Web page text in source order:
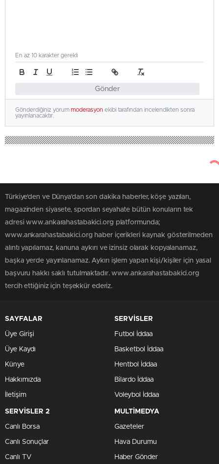
Gönder
En az 10 karakter gerekli
Gönderdiğiniz yorum moderasyon ekibi tarafından incelendikten sonra
yayınlanacaktır.
Türkiye'den ve Dünya’dan son dakika haberler, köşe yazıları,
magazinden siyasete, spordan seyahate bütün konuların tek
adresi www.ankarahastabakici.org platformunda;
www.ankarahastabakici.org haber içerikleri kaynak gösterilmeden
alıntı yapılamaz, kanuna aykırı ve izinsiz olarak kopyalanamaz,
başka yerde yayınlanamaz. Aykırı işlem yapan kişi/kişiler için yasal
başvuru hakkı saklı tutulmaktadır. www.ankarahastabakici.org
tercih ettiğiniz için teşekkür ederiz.
SAYFALAR
Üye Girişi
Üye Kaydı
Künye
Hakkımızda
İletişim
SERVİSLER
Futbol İddaa
Basketbol İddaa
Hentbol İddaa
Bilardo İddaa
Voleybol İddaa
SERVİSLER 2
Canlı Borsa
Canlı Sonuçlar
Canlı TV
MULTİMEDYA
Gazeteler
Hava Durumu
Haber Gönder